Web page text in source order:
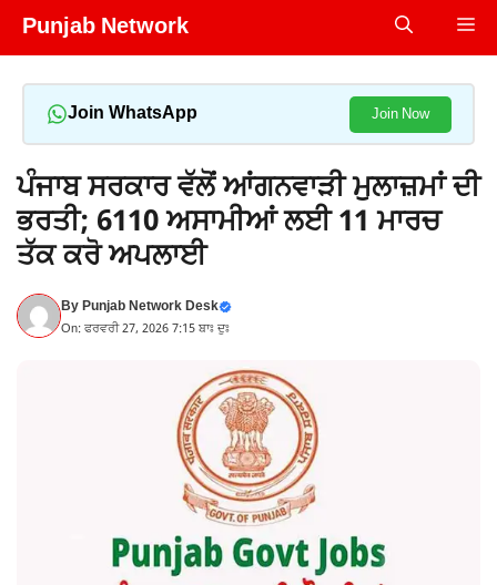
Skip
Punjab Network
Join WhatsApp Join Now
ਪੰਜਾਬ ਸਰਕਾਰ ਵੱਲੋਂ ਆਂਗਨਵਾੜੀ ਮੁਲਾਜ਼ਮਾਂ ਦੀ
ਭਰਤੀ; 6110 ਅਸਾਮੀਆਂ ਲਈ 11 ਮਾਰਚ
ਤੱਕ ਕਰੋ ਅਪਲਾਈ
ByPunjab Network Desk
On: ਫਰਵਰੀ 27, 2026 7:15 ਬਾਃ ਦੁਃ